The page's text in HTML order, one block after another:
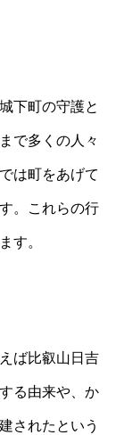
下町の守護と
で多くの人々
は町をあげて
。これらの行
す。
ば比叡山日吉
る由来や、か
されたという